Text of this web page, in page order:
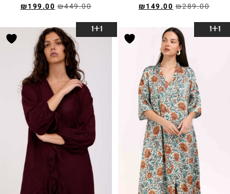
₪289.00
₪149.00
בחר אפשרויות
₪449.00
₪199.00
בחר אפשרויות
1+1
1+1